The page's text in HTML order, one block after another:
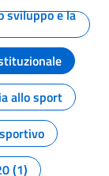
sviluppo e la
allo sport
(1)